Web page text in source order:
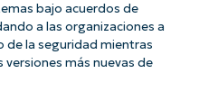
bajo acuerdos de
a las organizaciones a
de la seguridad mientras
versiones más nuevas de